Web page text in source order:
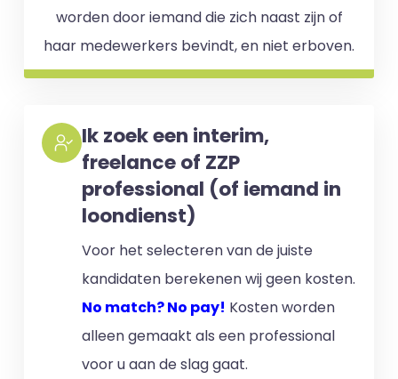
worden door iemand die zich naast zijn of
haar medewerkers bevindt, en niet erboven.
Ik zoek een interim,
freelance of ZZP
professional (of iemand in
loondienst)
Voor het selecteren van de juiste
kandidaten berekenen wij geen kosten.
No match? No pay! Kosten worden
alleen gemaakt als een professional
voor u aan de slag gaat.